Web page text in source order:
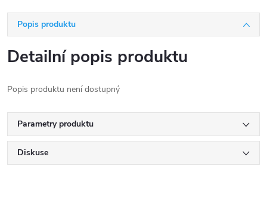
Popis produktu
Detailní popis produktu
Popis produktu není dostupný
Parametry produktu
Diskuse